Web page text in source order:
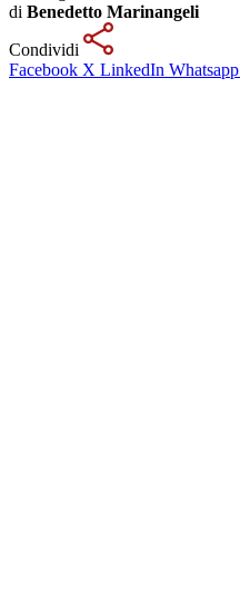
di Benedetto Marinangeli
Condividi
Facebook X LinkedIn Whatsapp